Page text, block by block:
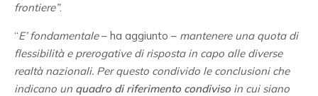
frontiere”.
“E’ fondamentale– ha aggiunto – mantenere una quota di
flessibilità e prerogative di risposta in capo alle diverse
realtà nazionali. Per questo condivido le conclusioni che
indicano un quadro di riferimento condiviso in cui siano